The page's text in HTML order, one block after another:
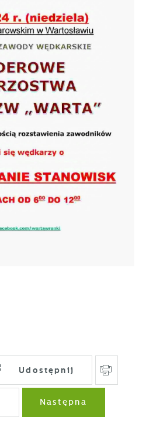
Udostępnij
Następna